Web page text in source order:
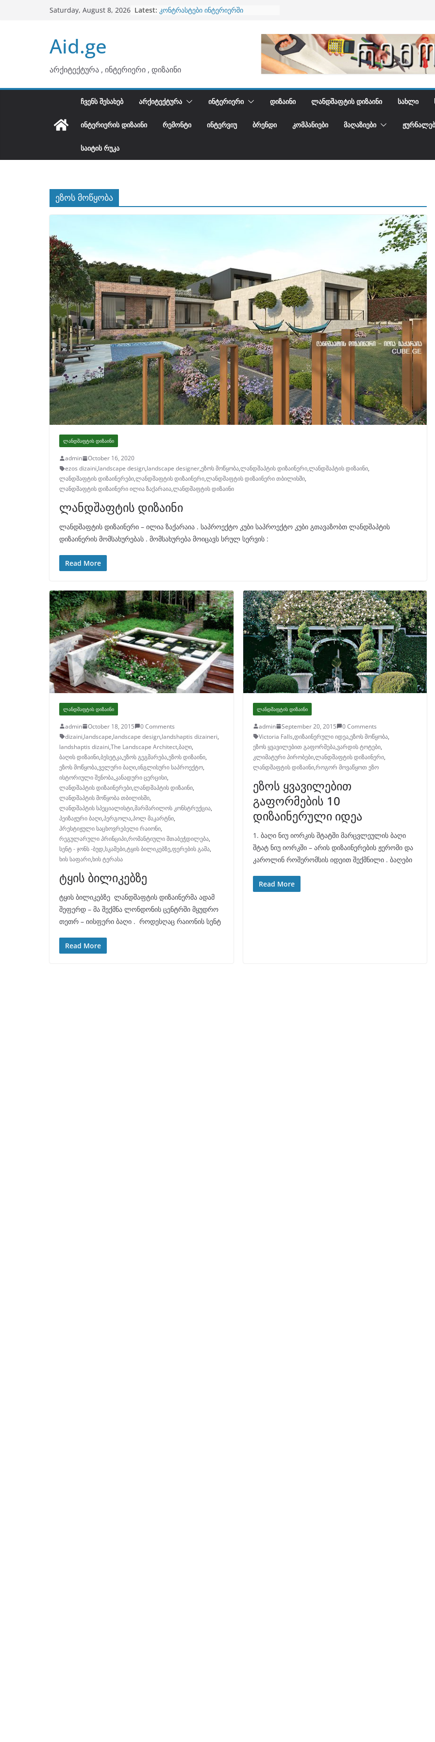
Saturday, August 8, 2026 Latest: კონტრასტები ინტერიერში
Aid.ge
არქიტექტურა , ინტერიერი , დიზაინი
ᲩᲕᲔᲜᲡ ᲨᲔᲡᲐᲮᲔᲑ ᲐᲠᲥᲘᲢᲔᲥᲢᲣᲠᲐ ᲘᲜᲢᲔᲠᲘᲔᲠᲘ ᲓᲘᲖᲐᲘᲜᲘ ᲚᲐᲜᲓᲨᲐᲤᲢᲘᲡ ᲓᲘᲖᲐᲘᲜᲘ ᲡᲐᲮᲚᲘ
ᲘᲜᲢᲔᲠᲘᲔᲠᲘᲡ ᲓᲘᲖᲐᲘᲜᲘ ᲠᲔᲛᲝᲜᲢᲘ ᲘᲜᲢᲔᲠᲕᲘᲣ ᲑᲠᲔᲜᲓᲘ ᲙᲝᲛᲞᲐᲜᲘᲔᲑᲘ ᲛᲐᲦᲐᲖᲘᲔᲑᲘ
ᲡᲐᲘᲢᲘᲡ ᲠᲣᲙᲐ
ეზოს მოწყობა
ᲚᲐᲜᲓᲨᲐᲤᲢᲘᲡ ᲓᲘᲖᲐᲘᲜᲘ
admin
October 16, 2020
ezos dizaini,landscape design,landscape designer,ეზოს მოწყობა,ლანდშაპტის დიზაინერი,ლანდშაპტის დიზაინი,
ლანდშაფტის დიზაინერები,ლანდშაფტის დიზაინერი,ლანდშაფტის დიზაინერი თბილისში,
ლანდშაფტის დიზაინერი ილია ზაქარაია,ლანდშაფტის დიზაინი
ლანდშაფტის დიზაინი
ლანდშაფტის დიზაინერი – ილია ზაქარაია . საპროექტო კუბი საპროექტო კუბი გთავაზობთ ლანდშაპტის
დიზაინერის მომსახურებას . მომსახურება მოიცავს სრულ სერვის :
Read More
ᲚᲐᲜᲓᲨᲐᲤᲢᲘᲡ ᲓᲘᲖᲐᲘᲜᲘ
admin October 18, 2015
0 Comments
dizaini,landscape,landscape design,landshaptis dizaineri,
landshaptis dizaini,The Landscape Architect,ბაღი,
ბაღის დიზაინი,ბესეტკა,ეზოს გეგმარება,ეზოს დიზაინი,
ეზოს მოწყობა,ველური ბაღი,ინგლისური საპროექტო,
ისტორიული შენობა,კანადური ცერცისი,
ლანდშაპტის დიზაინერები,ლანდშაპტის დიზაინი,
ლანდშაპტის მოწყობა თბილისში,
ლანდშაპტის სპეციალისტი,მარმარილოს კონსტრუქცია,
პეიზაჟური ბაღი,პერგოლა,პოლ მაკარტნი,
პრესტიჟული საცხოვრებელი რაიონი,
რეგულარული პრინციპი,რომანტიული შთაბეჭდილება,
სენტ - ჯონს -ბუდ,სკამები,ტყის ბილიკებზე,ფერების გამა,
ხის საფარი,ხის ტერასა
ტყის ბილიკებზე
ტყის ბილიკებზე ლანდშაფტის დიზაინერმა ადამ
შეფერდ – მა შექმნა ლონდონის ცენტრში მყუდრო
თეთრ – იისფერი ბაღი . როდესღაც რაიონის სენტ
Read More
ᲚᲐᲜᲓᲨᲐᲤᲢᲘᲡ ᲓᲘᲖᲐᲘᲜᲘ
admin September 20, 2015
0 Comments
Victoria Falls,დიზაინერული იდეა,ეზოს მოწყობა,
ეზოს ყვავილებით გაფორმება,ვარდის ტოტები,
კლიმატური პირობები,ლანდშაფტის დიზაინერი,
ლანდშაფტის დიზაინი,როგორ მოვაწყოთ ეზო
ეზოს ყვავილებით
გაფორმების 10
დიზაინერული იდეა
1. ბაღი ნიუ იორკის შტატში მარცვლეულის ბაღი
შტატ ნიუ იორკში – არის დიზაინერების ჟერომი და
კაროლინ როშერომსის იდეით შექმნილი . ბაღები
Read More